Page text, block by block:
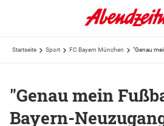
Startseite Sport FC Bayern München
"Genau mein
Bayern-